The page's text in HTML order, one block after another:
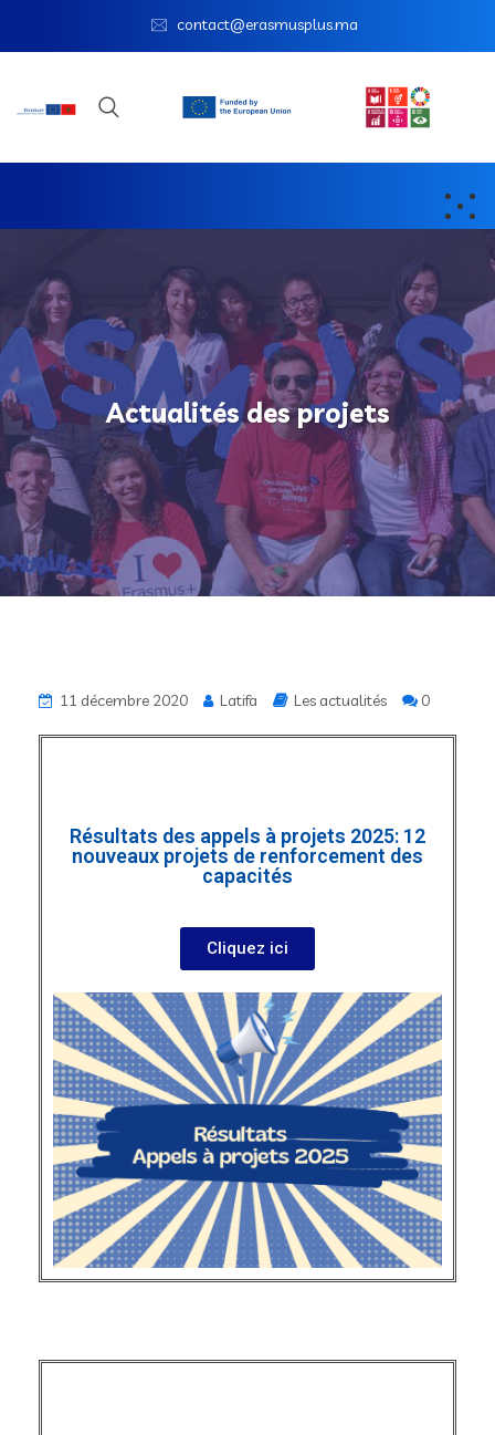
contact@erasmusplus.ma
Actualités des projets
11 décembre 2020 Latifa Les actualités 0
Résultats des appels à projets 2025: 12
nouveaux projets de renforcement des
capacités
Cliquez ici